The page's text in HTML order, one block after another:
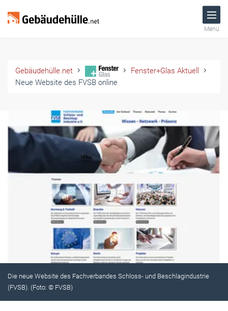
Menü
Gebäudehülle.net
Fenster+Glas Aktuell
Neue Website des FVSB online
Die neue Website des Fachverbandes Schloss- und Beschlagindustrie
(FVSB). (Foto: © FVSB)